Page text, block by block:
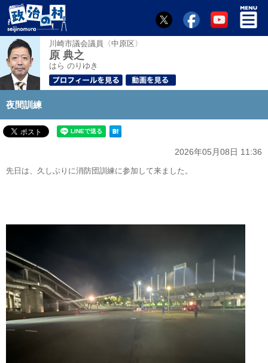
川崎市議会議員〈中原区〉
原 典之
はら のりゆき
夜間訓練
2026年05月08日 11:36
先日は、久しぶりに消防団訓練に参加して来ました。